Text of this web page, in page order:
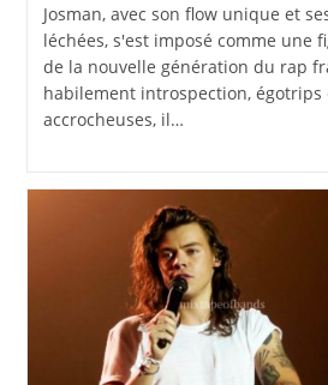
Josman, avec son flow unique et
léchées, s'est imposé comme une
de la nouvelle génération du rap
habilement introspection, égotrips
accrocheuses, il…